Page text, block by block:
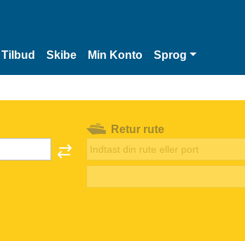
Skibe Min Konto Sprog
Retur rute